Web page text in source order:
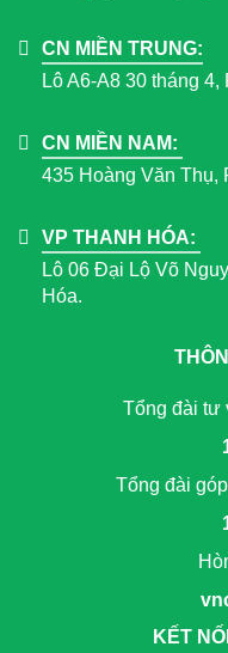
CN MIỀN TRUNG:
Lô A6-A8 30 tháng
CN MIỀN NAM:
435 Hoàng Văn Thụ,
VP THANH HÓA:
Lô 06 Đại Lộ Võ
Hóa.
Tổng đài tư
Tổng đài
KẾT